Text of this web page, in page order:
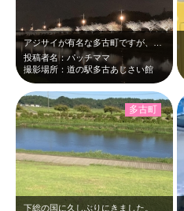
投稿者名：パッチママ
撮影場所：道の駅多古あじさい館
下総の国に久しぶりにきました。
多古町